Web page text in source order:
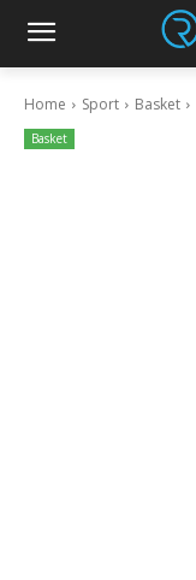
Home Sport Basket
Basket